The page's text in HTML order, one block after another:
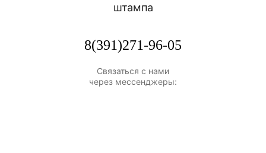
штампа
8(391)271-96-05
Связаться с нами
через мессенджеры: